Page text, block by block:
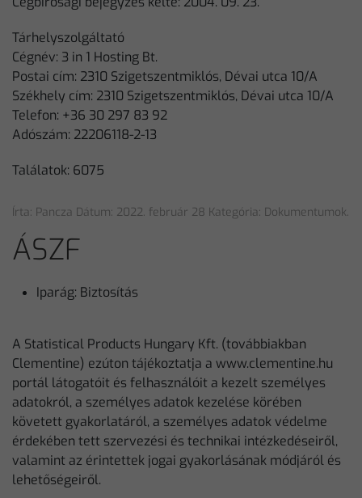
Tárhelyszolgáltató
Cégnév: 3 in 1 Hosting Bt.
Postai cím: 2310 Szigetszentmiklós, Dévai utca 10/A
Székhely cím: 2310 Szigetszentmiklós, Dévai utca 10/A
Telefon: +36 30 297 83 92
Adószám: 22206118-2-13
Találatok: 6075
Írta: Pancza Dátum: 2022. február 28 Kategória: Dokumentumok.
ÁSZF
Iparág: Biztosítás
A Statistical Products Hungary Kft. (továbbiakban
Clementine) ezúton tájékoztatja a www.clementine.hu
portál látogatóit és felhasználóit a kezelt személyes
adatokról, a személyes adatok kezelése körében
követett gyakorlatáról, a személyes adatok védelme
érdekében tett szervezési és technikai intézkedéseiről,
valamint az érintettek jogai gyakorlásának módjáról és
lehetőségeiről.